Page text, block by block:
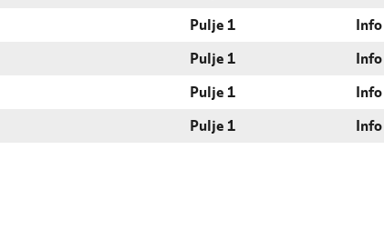
Pulje 1 Info
Pulje 1 Info
Pulje 1 Info
Pulje 1 Info